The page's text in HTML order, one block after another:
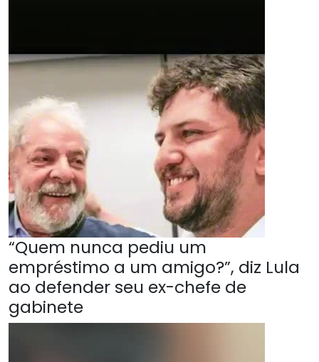
“Quem nunca pediu um
empréstimo a um amigo?”, diz Lula
ao defender seu ex-chefe de
gabinete